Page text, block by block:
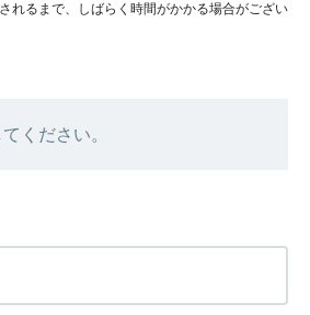
れるまで、しばらく時間がかかる場合がござい
ください。